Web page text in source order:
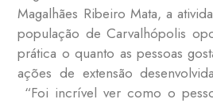
Magalhães Ribeiro Mata, a
população de Carvalhópolis
prática o quanto as pessoas
ações de extensão
“Foi incrível ver como o